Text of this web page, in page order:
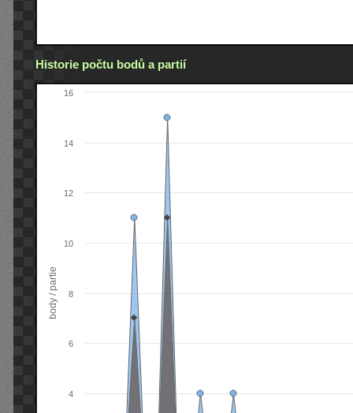
Historie počtu bodů a partií
body / partie
4
6
8
10
12
14
16